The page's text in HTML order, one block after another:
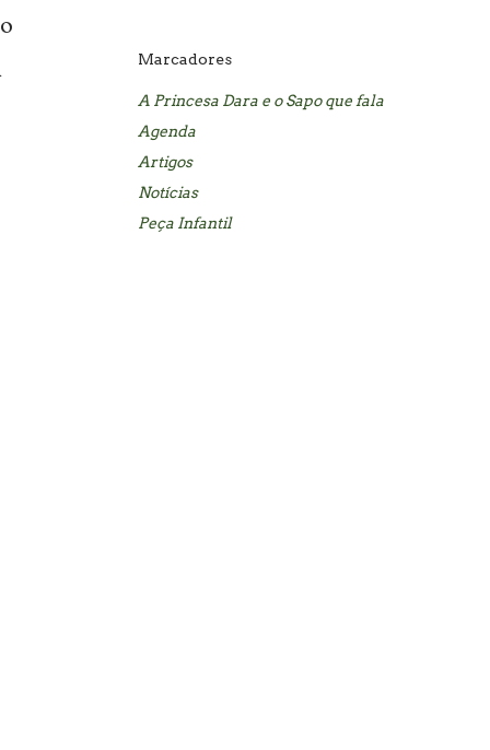
Marcadores
A Princesa Dara e o Sapo que fala
Agenda
Artigos
Notícias
Peça Infantil